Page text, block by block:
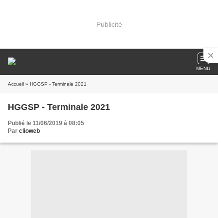
Publicité
MENU
Accueil » HGGSP - Terminale 2021
HGGSP - Terminale 2021
Publié le 11/06/2019 à 08:05
Par clioweb